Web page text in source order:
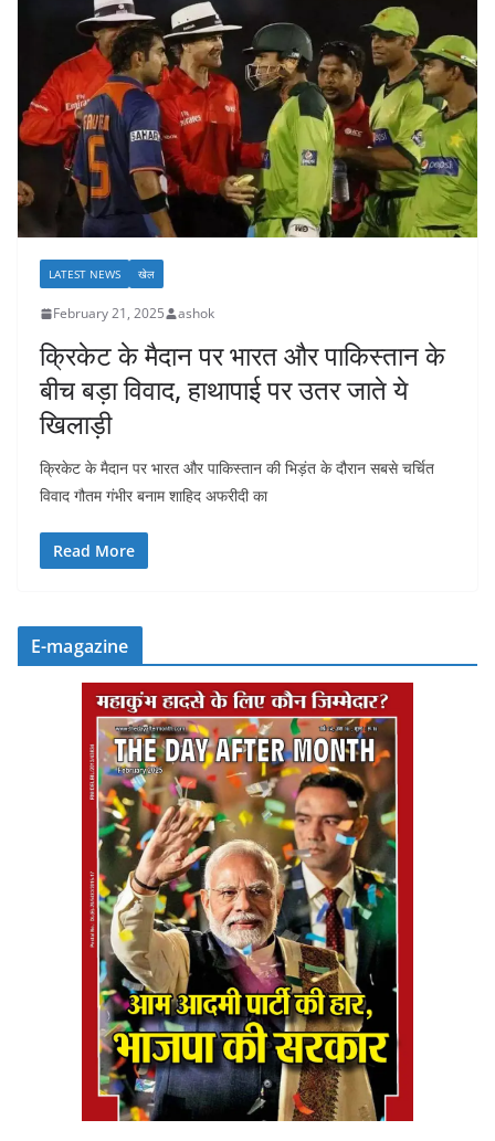
LATEST NEWS खेल
February 21, 2025 ashok
क्रिकेट के मैदान पर भारत और पाकिस्तान के
बीच बड़ा विवाद, हाथापाई पर उतर जाते ये
खिलाड़ी
क्रिकेट के मैदान पर भारत और पाकिस्तान की भिड़ंत के दौरान सबसे चर्चित
विवाद गौतम गंभीर बनाम शाहिद अफरीदी का
Read More
E-magazine